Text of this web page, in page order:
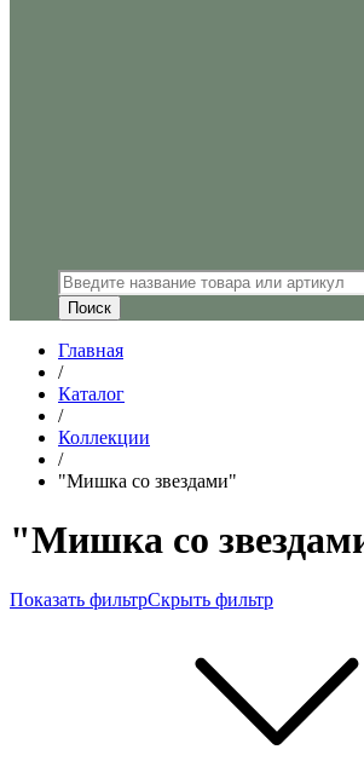
Главная
/
Каталог
/
Коллекции
/
"Мишка со звездами"
"Мишка со
Показать фильтрСкрыть фильтр